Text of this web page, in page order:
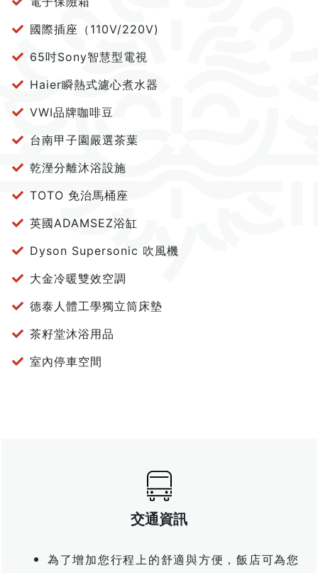
國際插座（110V/220V)
65吋Sony智慧型電視
Haier瞬熱式濾心煮水器
VWI品牌咖啡豆
台南甲子園嚴選茶葉
乾溼分離沐浴設施
TOTO 免治馬桶座
英國ADAMSEZ浴缸
Dyson Supersonic 吹風機
大金冷暖雙效空調
德泰人體工學獨立筒床墊
茶籽堂沐浴用品
室內停車空間
交通資訊
為了增加您行程上的舒適與方便，飯店可為您